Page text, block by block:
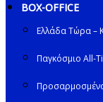
BOX-OFFICE
Ελλάδα Τώρα –
Παγκόσμιο All-